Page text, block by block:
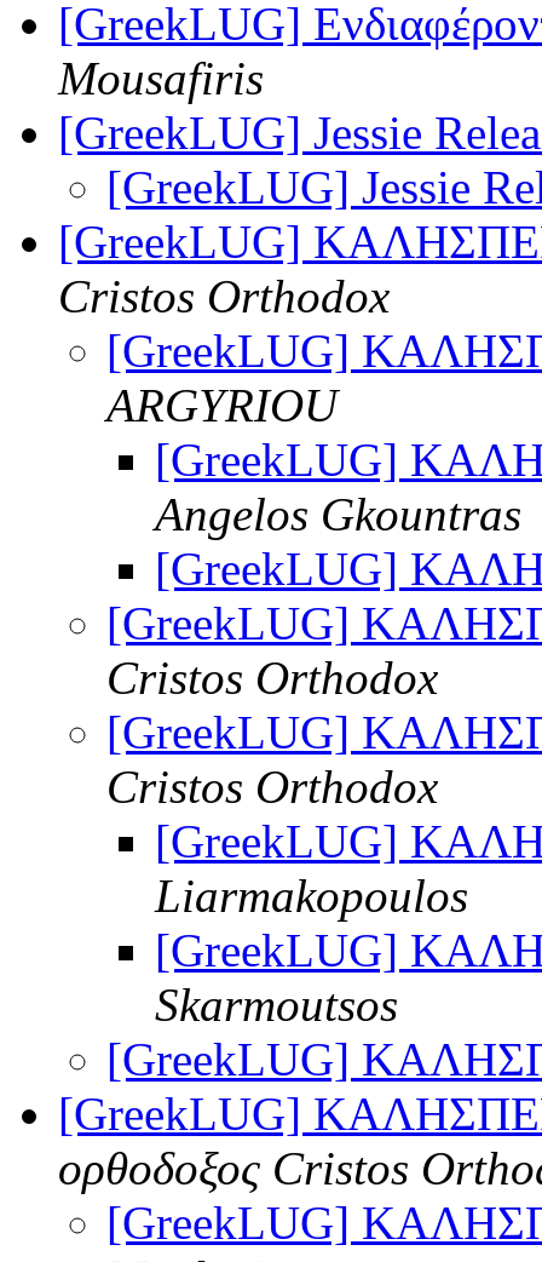
[GreekLUG]
Mousafiris
[GreekLUG] Jessie
[GreekLUG] Jessie
[GreekLUG]
Cristos Orthodox
[GreekLUG]
ARGYRIOU
[GreekLUG]
Angelos Gkountras
[GreekLUG]
[GreekLUG]
Cristos Orthodox
[GreekLUG]
Cristos Orthodox
[GreekLUG]
Liarmakopoulos
[GreekLUG]
Skarmoutsos
[GreekLUG]
[GreekLUG]
ορθοδοξος Cristos
[GreekLUG]